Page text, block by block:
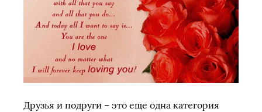
Друзья и подруги – это еще одна категория